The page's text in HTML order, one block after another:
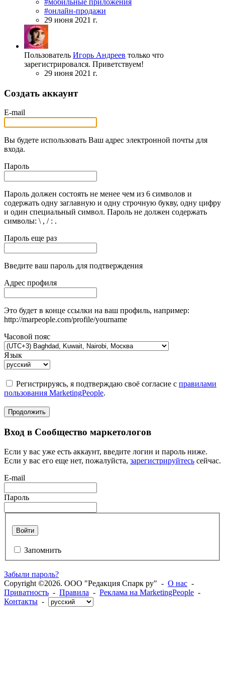
#онлайн-продажи
29 июня 2021 г.
Пользователь Игорь Андреев только что
зарегистрировался. Приветствуем!
29 июня 2021 г.
Создать аккаунт
E-mail
Вы будете использовать Ваш адрес электронной почты для
входа.
Пароль
Пароль должен состоять не менее чем из 6 символов и
содержать одну заглавную и одну строчную букву, одну цифру
и один специальный символ. Пароль не должен содержать
символы: \ , / : .
Пароль еще раз
Введите ваш пароль для подтверждения
Адрес профиля
Это будет в конце ссылки на ваш профиль, например:
http://marpeople.com/profile/yourname
Часовой пояс
Язык
Регистрируясь, я подтверждаю своё согласие с правилами
пользования MarketingPeople.
Продолжить
Вход в Сообщество маркетологов
Если у вас уже есть аккаунт, введите логин и пароль ниже.
Если у вас его еще нет, пожалуйста, зарегистрируйтесь сейчас.
E-mail
Пароль
Войти
Запомнить
Забыли пароль?
Copyright ©2026. ООО "Редакция Спарк ру" - О нас -
Приватность - Правила - Реклама на MarketingPeople -
Контакты -